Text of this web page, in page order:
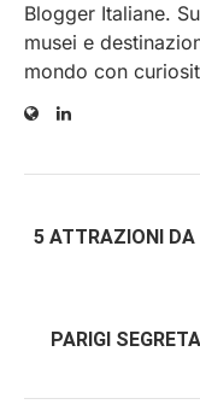
Blogger Italiane.
musei e
mondo con
5 ATTRAZIONI DA
PARIGI